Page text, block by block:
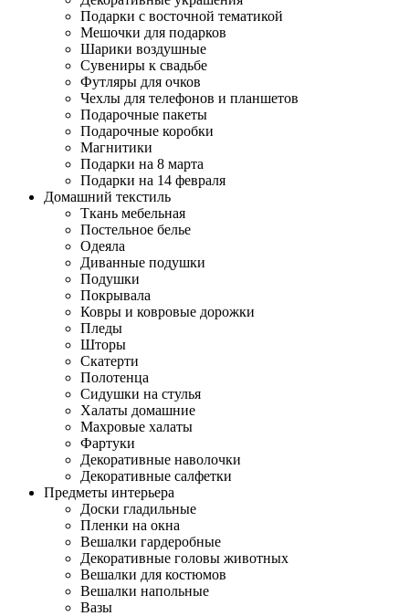
Подарки с восточной тематикой
Мешочки для подарков
Шарики воздушные
Сувениры к свадьбе
Футляры для очков
Чехлы для телефонов и планшетов
Подарочные пакеты
Подарочные коробки
Магнитики
Подарки на 8 марта
Подарки на 14 февраля
Домашний текстиль
Ткань мебельная
Постельное белье
Одеяла
Диванные подушки
Подушки
Покрывала
Ковры и ковровые дорожки
Пледы
Шторы
Скатерти
Полотенца
Сидушки на стулья
Халаты домашние
Махровые халаты
Фартуки
Декоративные наволочки
Декоративные салфетки
Предметы интерьера
Доски гладильные
Пленки на окна
Вешалки гардеробные
Декоративные головы животных
Вешалки для костюмов
Вешалки напольные
Вазы